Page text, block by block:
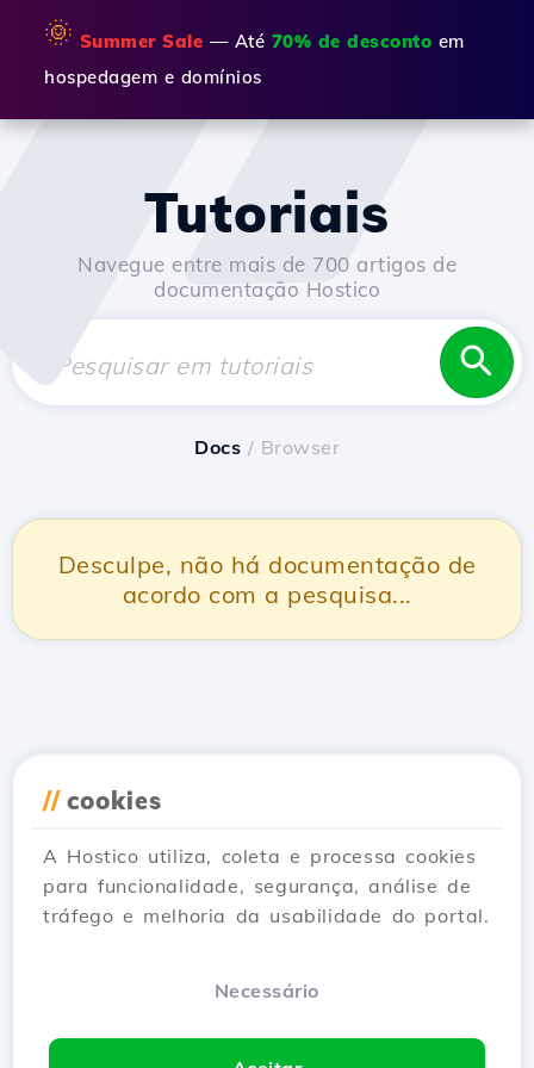
🌞 Summer Sale — Até 70% de desconto em
hospedagem e domínios
Tutoriais
Navegue entre mais de 700 artigos de
documentação Hostico
Docs / Browser
Desculpe, não há documentação de
acordo com a pesquisa...
// cookies
A Hostico utiliza, coleta e processa cookies
para funcionalidade, segurança, análise de
tráfego e melhoria da usabilidade do portal.
Necessário